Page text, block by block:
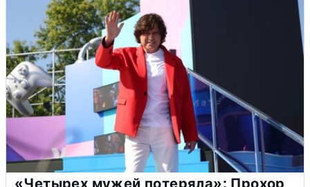
«Четырех мужей потеряла»: Прохор